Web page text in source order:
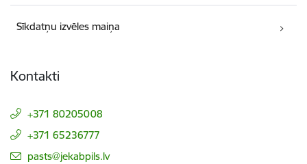
Sīkdatņu izvēles maiņa
Kontakti
+371 80205008
+371 65236777
E-pasts:
pasts@jekabpils.lv